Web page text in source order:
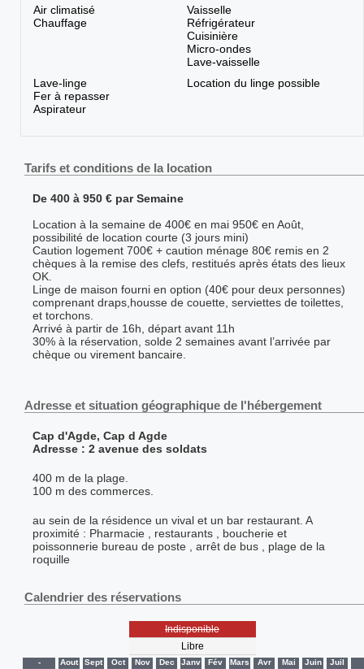
Air climatisé
Chauffage
Vaisselle
Réfrigérateur
Cuisinière
Micro-ondes
Lave-vaisselle
Lave-linge
Fer à repasser
Aspirateur
Location du linge possible
Tarifs et conditions de la location
De 400 à 950 € par Semaine
Location à la semaine de 400€ en mai 950€ en Août,
possibilité de location courte (3 jours mini)
Caution logement 700€ + caution ménage 80€ remis en 2
chèques à la remise des clefs, restitués après états des lieux
OK.
Linge de maison fourni en option (40€ pour deux personnes)
comprenant draps,housse de couette, serviettes de toilettes,
et torchons.
Arrivé à partir de 16h, départ avant 11h
30% à la réservation, solde 2 semaines avant l’arrivée par
chèque ou virement bancaire.
Adresse et situation géographique de l'hébergement
Cap d'Agde, Cap d Agde
Adresse : 2 avenue des soldats
400 m de la plage.
100 m des commerces.
au sein de la résidence un vival et un bar restaurant. A
proximité : Pharmacie , restaurants , boucherie et
poissonnerie bureau de poste , arrêt de bus , plage de la
roquille
Calendrier des réservations
Indisponible
Libre
-
Aout Sept Oct Nov Dec Janv Fév Mars Avr Mai Juin Juil